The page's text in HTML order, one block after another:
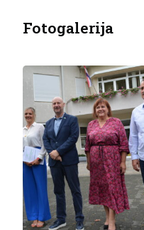
Fotogalerija